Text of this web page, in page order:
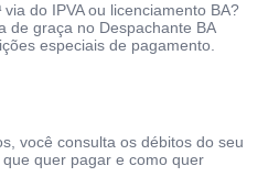
via do IPVA ou licenciamento BA?
de graça no Despachante BA
especiais de pagamento.
você consulta os débitos do seu
quer pagar e como quer